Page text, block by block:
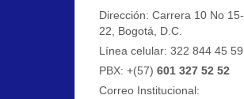
Dirección: Carrera 10 No 15-
22, Bogotá, D.C.
Línea celular: 322 844 45 59
PBX: +(57)601 327 52 52
Correo Institucional: